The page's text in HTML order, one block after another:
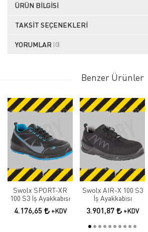
ÜRÜN BILGISI
TAKSIT SEÇENEKLERI
YORUMLAR (0)
Benzer Ürünler
Swolx SPORT-XR
100 S3 İş Ayakkabısı
4.176,65 +KDV
Swolx AIR-X 100 S3
İş Ayakkabısı
3.901,87 +KDV